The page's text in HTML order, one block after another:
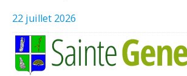
22 juillet 2026